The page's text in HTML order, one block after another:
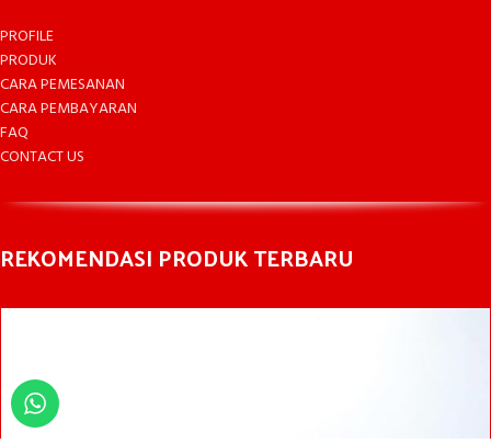
PROFILE
PRODUK
CARA PEMESANAN
CARA PEMBAYARAN
FAQ
CONTACT US
REKOMENDASI PRODUK TERBARU